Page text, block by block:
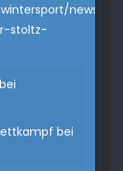
news-
stoltz-
bei